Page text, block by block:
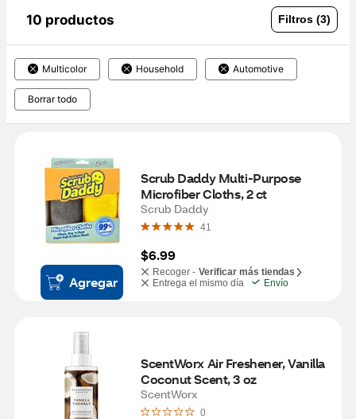
10 productos Filtros (3)
Multicolor Household Automotive
Borrar todo
Agregar
Scrub Daddy Multi-Purpose
Microfiber Cloths, 2 ct
Scrub Daddy
41
$6.99
Recoger - Verificar más tiendas
Entrega el mismo día
Envío
ScentWorx Air Freshener, Vanilla
Coconut Scent, 3 oz
ScentWorx
0